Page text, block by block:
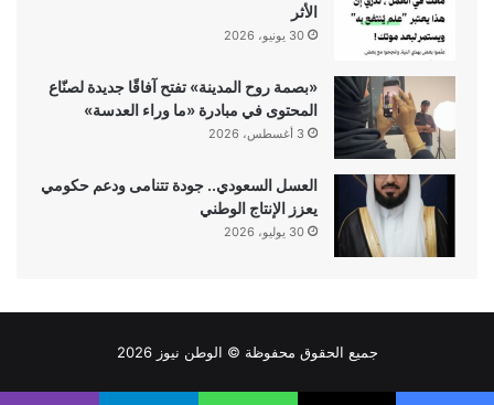
الأثر
30 يونيو، 2026
«بصمة روح المدينة» تفتح آفاقًا جديدة لصنّاع
المحتوى في مبادرة «ما وراء العدسة»
3 أغسطس، 2026
العسل السعودي.. جودة تتنامى ودعم حكومي
يعزز الإنتاج الوطني
30 يوليو، 2026
جميع الحقوق محفوظة © الوطن نيوز 2026